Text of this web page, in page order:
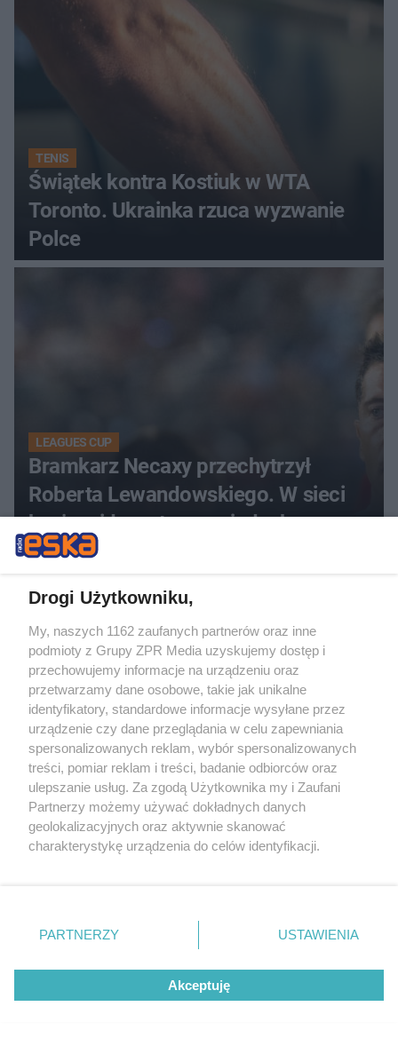
TENIS
Świątek kontra Kostiuk w WTA
Toronto. Ukrainka rzuca wyzwanie
Polce
LEAGUES CUP
Bramkarz Necaxy przechytrzył
Roberta Lewandowskiego. W sieci
krąży wideo z tego pojedynku
Drogi Użytkowniku,
My, naszych 1162 zaufanych partnerów oraz inne
podmioty z Grupy ZPR Media uzyskujemy dostęp i
przechowujemy informacje na urządzeniu oraz
przetwarzamy dane osobowe, takie jak unikalne
identyfikatory, standardowe informacje wysyłane przez
urządzenie czy dane przeglądania w celu zapewniania
spersonalizowanych reklam, wybór spersonalizowanych
treści, pomiar reklam i treści, badanie odbiorców oraz
ulepszanie usług. Za zgodą Użytkownika my i Zaufani
Partnerzy możemy używać dokładnych danych
geolokalizacyjnych oraz aktywnie skanować
charakterystykę urządzenia do celów identyfikacji.
zmienić/wycofać klikając przycisk ustawień prywatności
znajdujący się w lewym dolnym rogu strony
rodzaje przetwarzania danych nie wymagają zgody
użytkownika, ale masz prawo sprzeciwić się takiemu
przetwarzaniu. Preferencje będą miały zastosowanie tylko
PARTNERZY USTAWIENIA
Akceptuję